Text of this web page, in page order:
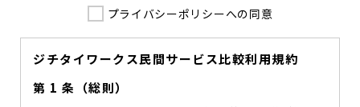
図ることが、重要な社会的責務であると考えております。
を定め、役員及び従業員に個人情報保護の重要性の認識と取
組みを徹底させることによって、個人情報の適切な取り扱い
に努めてまいります。
プライバシーポリシーへの同意
ジチタイワークス民間サービス比較利用規約
第 1 条（総則）